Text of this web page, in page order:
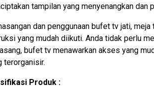
tampilan yang menyenangkan dan
dan penggunaan bufet tv jati, meja
yang mudah diikuti. Anda tidak perlu
bufet tv menawarkan akses yang
terorganisir.
Produk :